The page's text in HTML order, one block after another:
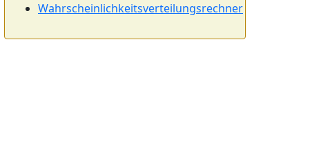
Wahrscheinlichkeitsverteilungsrechner